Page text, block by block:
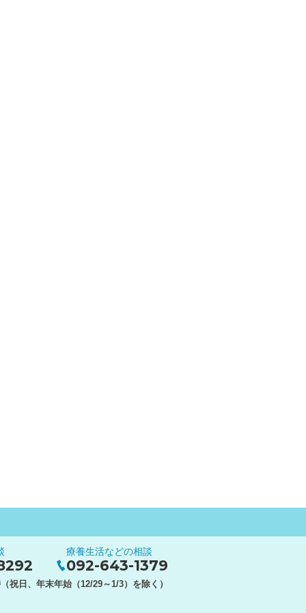
療養生活などの相談
092-643-1379
祝日、年末年始（12/29～1/3）を除く）